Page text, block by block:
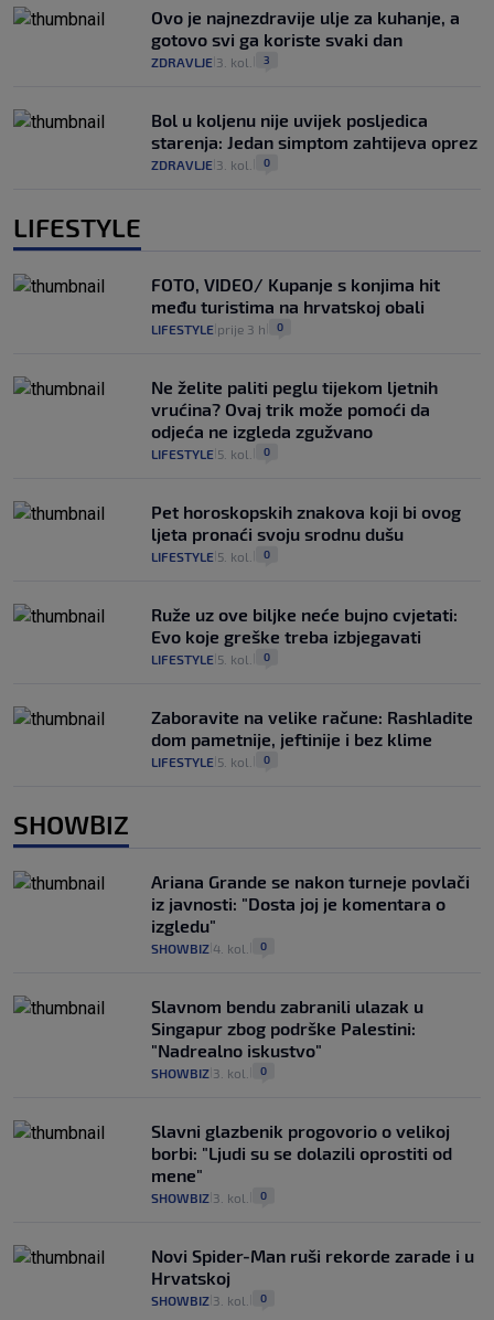
Ovo je najnezdravije ulje za kuhanje, a
gotovo svi ga koriste svaki dan
ZDRAVLJE 3. kol. 3
Bol u koljenu nije uvijek posljedica
starenja: Jedan simptom zahtijeva oprez
ZDRAVLJE 3. kol. 0
LIFESTYLE
FOTO, VIDEO/ Kupanje s konjima hit
među turistima na hrvatskoj obali
LIFESTYLE prije 3 h 0
Ne želite paliti peglu tijekom ljetnih
vrućina? Ovaj trik može pomoći da
odjeća ne izgleda zgužvano
LIFESTYLE 5. kol. 0
Pet horoskopskih znakova koji bi ovog
ljeta pronaći svoju srodnu dušu
LIFESTYLE 5. kol. 0
Ruže uz ove biljke neće bujno cvjetati:
Evo koje greške treba izbjegavati
LIFESTYLE 5. kol. 0
Zaboravite na velike račune: Rashladite
dom pametnije, jeftinije i bez klime
LIFESTYLE 5. kol. 0
SHOWBIZ
Ariana Grande se nakon turneje povlači
iz javnosti: "Dosta joj je komentara o
izgledu"
SHOWBIZ 4. kol. 0
Slavnom bendu zabranili ulazak u
Singapur zbog podrške Palestini:
"Nadrealno iskustvo"
SHOWBIZ 3. kol. 0
Slavni glazbenik progovorio o velikoj
borbi: "Ljudi su se dolazili oprostiti od
mene"
SHOWBIZ 3. kol. 0
Novi Spider-Man ruši rekorde zarade i u
Hrvatskoj
SHOWBIZ 3. kol. 0